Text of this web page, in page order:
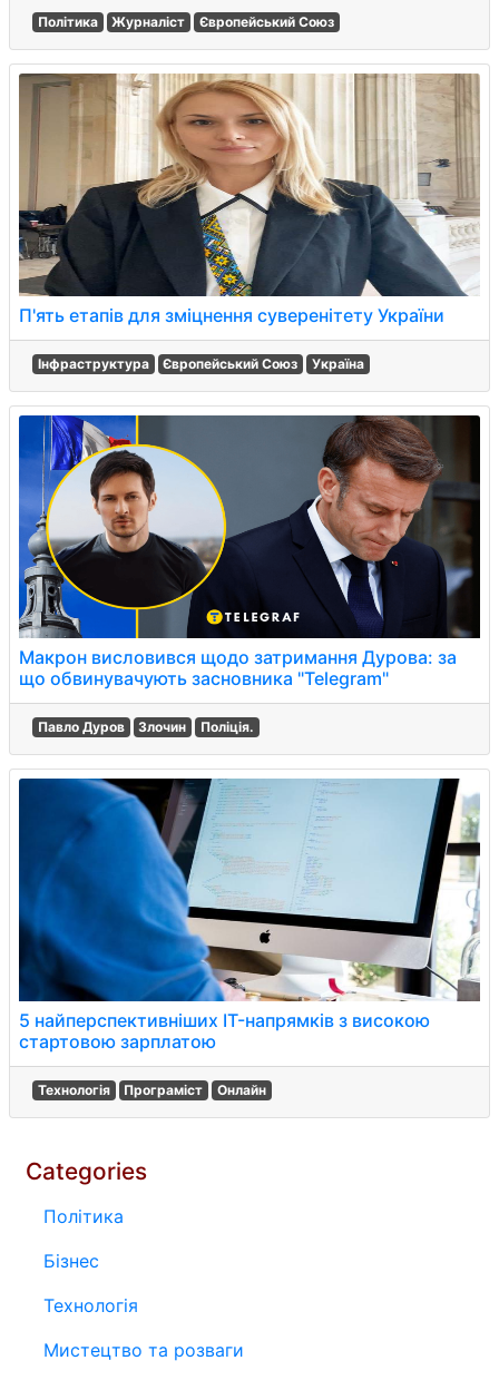
Політика Журналіст Європейський Союз
П'ять етапів для зміцнення суверенітету України
Інфраструктура Європейський Союз Україна
Макрон висловився щодо затримання Дурова: за
що обвинувачують засновника "Telegram"
Павло Дуров Злочин Поліція.
5 найперспективніших IT-напрямків з високою
стартовою зарплатою
Технологія Програміст Онлайн
Categories
Політика
Бізнес
Технологія
Мистецтво та розваги